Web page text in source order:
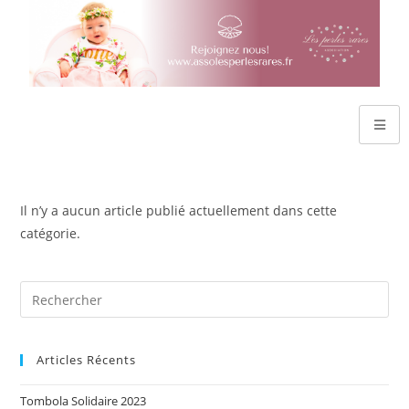
Il n’y a aucun article publié actuellement dans cette
catégorie.
Articles Récents
Tombola Solidaire 2023